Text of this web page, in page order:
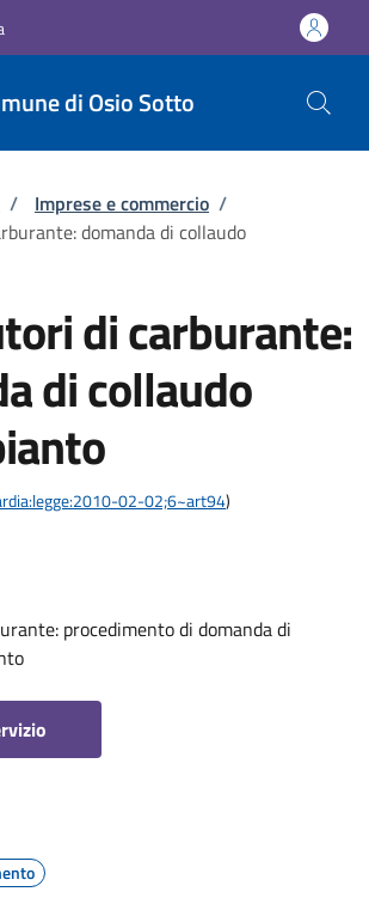
di Osio Sotto
pane
/ Imprese e commercio /
domanda di collaudo
di carburante:
di collaudo
02-02;6~art94)
procedimento di domanda di